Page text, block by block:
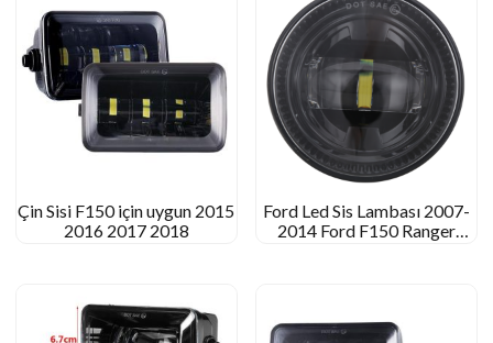
Çin Sisi F150 için uygun 2015
2016 2017 2018
Ford Led Sis Lambası 2007-
2014 Ford F150 Ranger